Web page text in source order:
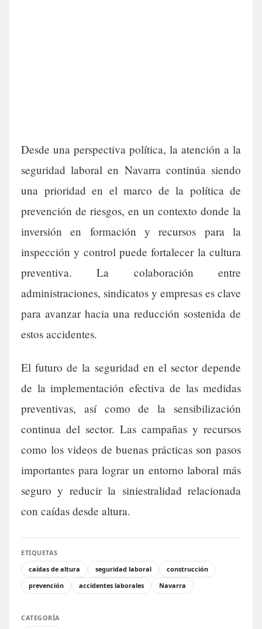
Desde una perspectiva política, la atención a la
seguridad laboral en Navarra continúa siendo
una prioridad en el marco de la política de
prevención de riesgos, en un contexto donde la
inversión en formación y recursos para la
inspección y control puede fortalecer la cultura
preventiva. La colaboración entre
administraciones, sindicatos y empresas es clave
para avanzar hacia una reducción sostenida de
estos accidentes.
El futuro de la seguridad en el sector depende
de la implementación efectiva de las medidas
preventivas, así como de la sensibilización
continua del sector. Las campañas y recursos
como los videos de buenas prácticas son pasos
importantes para lograr un entorno laboral más
seguro y reducir la siniestralidad relacionada
con caídas desde altura.
ETIQUETAS
caídas de altura
seguridad laboral
construcción
prevención
accidentes laborales Navarra
CATEGORÍA